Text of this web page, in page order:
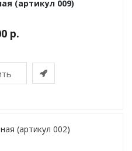
(артикул 009)
р.